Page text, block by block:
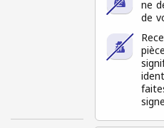
ne
de